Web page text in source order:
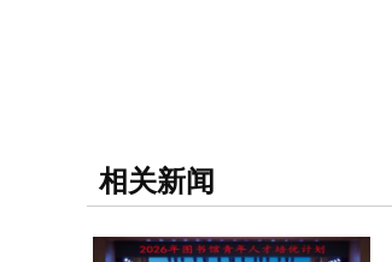
相关新闻